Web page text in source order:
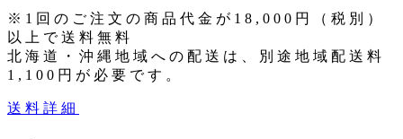
※1回のご注文の商品代金が18,000円（税別）
以上で送料無料
北海道・沖縄地域への配送は、別途地域配送料
1,100円が必要です。
送料詳細